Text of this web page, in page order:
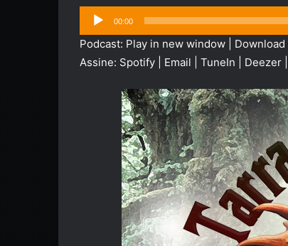
Tocador
de
áudio
00:00
Podcast: Play in new window Download
Assine: Spotify Email TuneIn Deezer